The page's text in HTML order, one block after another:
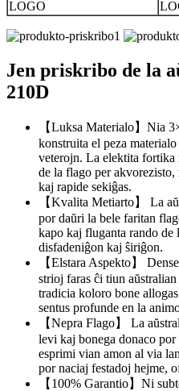
LOGO
Jen priskribo de la
210D
【Luksa Materialo】Nia
konstruita el peza
veterojn. La elektita
de la flago per
kaj rapide sekiĝas.
【Kvalita Metiarto】 La
por daŭri la bele faritan
kapo kaj fluganta rando
disfadeniĝon kaj ŝiriĝon.
【Elstara Aspekto】
strioj faras ĉi tiun
tradicia koloro bone
sentus profunde en la
【Nepra Flago】 La
levi kaj bonega donaco
esprimi vian amon al via
por naciaj festadoj hejme,
【100% Garantio】Ni